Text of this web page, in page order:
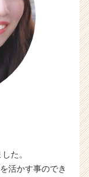
た。
活かす事のでき